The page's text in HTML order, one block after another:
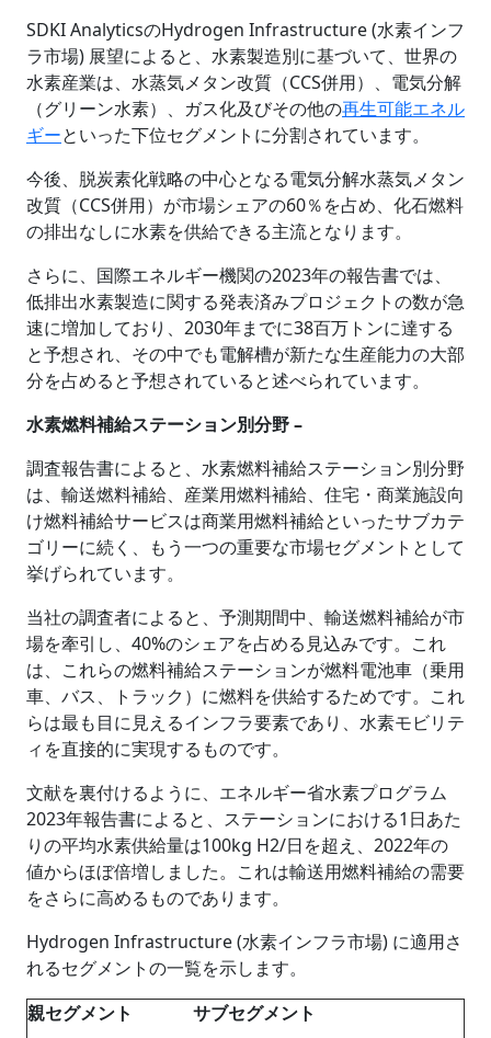
SDKI AnalyticsのHydrogen Infrastructure (水素インフ
ラ市場) 展望によると、水素製造別に基づいて、世界の
水素産業は、水蒸気メタン改質（CCS併用）、電気分解
（グリーン水素）、ガス化及びその他の再生可能エネル
ギーといった下位セグメントに分割されています。
今後、脱炭素化戦略の中心となる電気分解水蒸気メタン
改質（CCS併用）が市場シェアの60％を占め、化石燃料
の排出なしに水素を供給できる主流となります。
さらに、国際エネルギー機関の2023年の報告書では、
低排出水素製造に関する発表済みプロジェクトの数が急
速に増加しており、2030年までに38百万トンに達する
と予想され、その中でも電解槽が新たな生産能力の大部
分を占めると予想されていると述べられています。
水素燃料補給ステーション別分野 –
調査報告書によると、水素燃料補給ステーション別分野
は、輸送燃料補給、産業用燃料補給、住宅・商業施設向
け燃料補給サービスは商業用燃料補給といったサブカテ
ゴリーに続く、もう一つの重要な市場セグメントとして
挙げられています。
当社の調査者によると、予測期間中、輸送燃料補給が市
場を牽引し、40%のシェアを占める見込みです。これ
は、これらの燃料補給ステーションが燃料電池車（乗用
車、バス、トラック）に燃料を供給するためです。これ
らは最も目に見えるインフラ要素であり、水素モビリテ
ィを直接的に実現するものです。
文献を裏付けるように、エネルギー省水素プログラム
2023年報告書によると、ステーションにおける1日あた
りの平均水素供給量は100kg H2/日を超え、2022年の
値からほぼ倍増しました。これは輸送用燃料補給の需要
をさらに高めるものであります。
Hydrogen Infrastructure (水素インフラ市場) に適用さ
れるセグメントの一覧を示します。
親セグメント
サブセグメント